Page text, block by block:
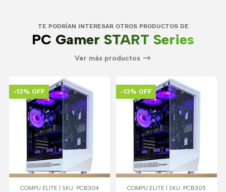
TE PODRÍAN INTERESAR OTROS PRODUCTOS DE
PC Gamer START Series
Ver más productos
-13% OFF
COMPU ELITE | SKU: PCB304
-13% OFF
COMPU ELITE | SKU: PCB305